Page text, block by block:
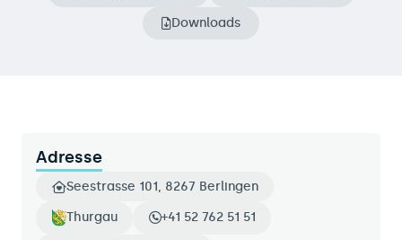
Downloads
Adresse
Seestrasse 101, 8267 Berlingen
Thurgau +41 52 762 51 51